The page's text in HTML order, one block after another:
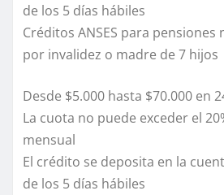
de los 5 días hábiles
Créditos ANSES para
por invalidez o madre de 7 hijos
Desde $5.000 hasta $70.000 en
La cuota no puede exceder el
mensual
El crédito se deposita en la
de los 5 días hábiles